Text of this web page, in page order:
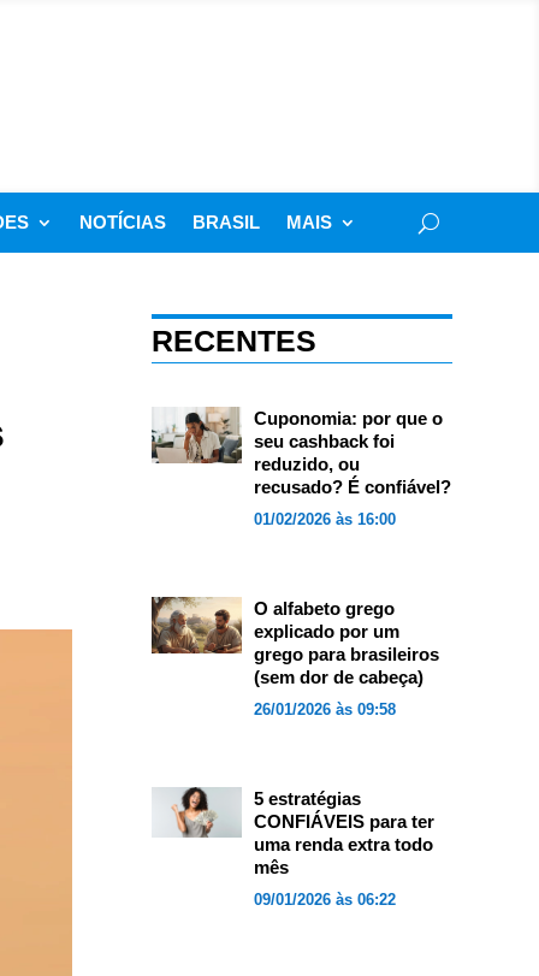
NOTÍCIAS BRASIL MAIS
RECENTES
Cuponomia: por que o
seu cashback foi
reduzido, ou
recusado? É confiável?
01/02/2026 às 16:00
O alfabeto grego
explicado por um
grego para brasileiros
(sem dor de cabeça)
26/01/2026 às 09:58
5 estratégias
CONFIÁVEIS para ter
uma renda extra todo
mês
09/01/2026 às 06:22